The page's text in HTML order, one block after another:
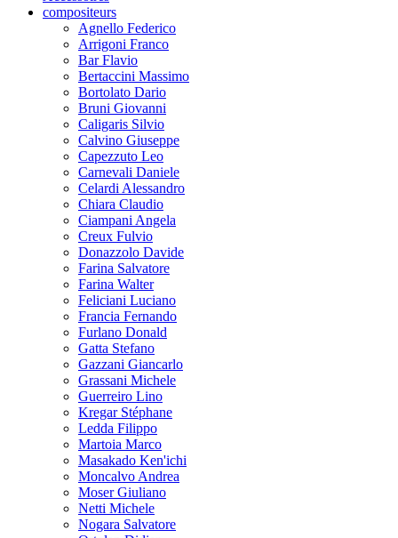
compositeurs
Agnello Federico
Arrigoni Franco
Bar Flavio
Bertaccini Massimo
Bortolato Dario
Bruni Giovanni
Caligaris Silvio
Calvino Giuseppe
Capezzuto Leo
Carnevali Daniele
Celardi Alessandro
Chiara Claudio
Ciampani Angela
Creux Fulvio
Donazzolo Davide
Farina Salvatore
Farina Walter
Feliciani Luciano
Francia Fernando
Furlano Donald
Gatta Stefano
Gazzani Giancarlo
Grassani Michele
Guerreiro Lino
Kregar Stéphane
Ledda Filippo
Martoia Marco
Masakado Ken'ichi
Moncalvo Andrea
Moser Giuliano
Netti Michele
Nogara Salvatore